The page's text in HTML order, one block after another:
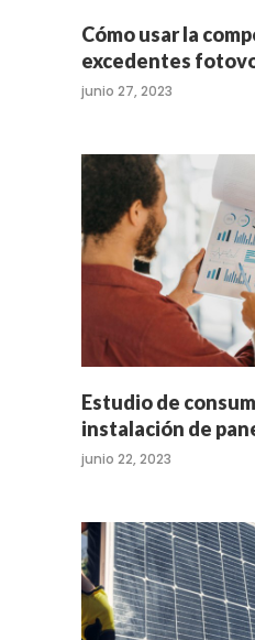
Cómo usar la
excedentes
junio 27, 2023
Estudio de
instalación de
junio 22, 2023